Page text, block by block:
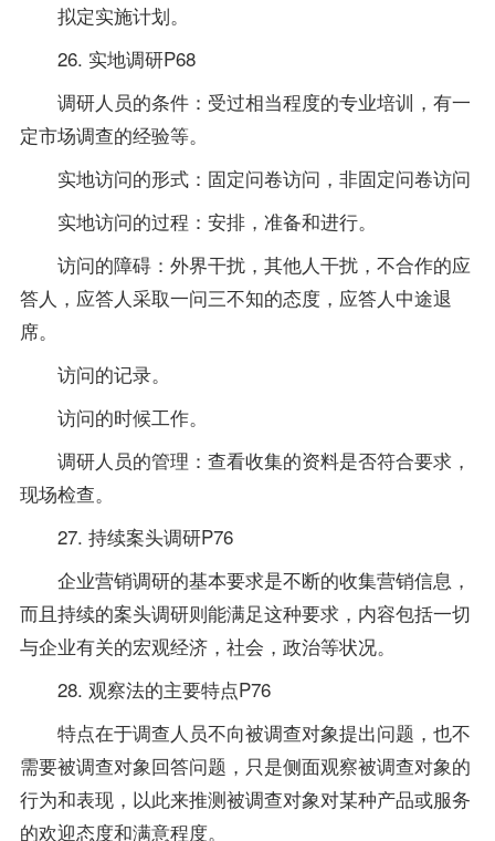
拟定实施计划。
26. 实地调研P68
调研人员的条件：受过相当程度的专业培训，有一
定市场调查的经验等。
实地访问的形式：固定问卷访问，非固定问卷访问
实地访问的过程：安排，准备和进行。
访问的障碍：外界干扰，其他人干扰，不合作的应
答人，应答人采取一问三不知的态度，应答人中途退
席。
访问的记录。
访问的时候工作。
调研人员的管理：查看收集的资料是否符合要求，
现场检查。
27. 持续案头调研P76
企业营销调研的基本要求是不断的收集营销信息，
而且持续的案头调研则能满足这种要求，内容包括一切
与企业有关的宏观经济，社会，政治等状况。
28. 观察法的主要特点P76
特点在于调查人员不向被调查对象提出问题，也不
需要被调查对象回答问题，只是侧面观察被调查对象的
行为和表现，以此来推测被调查对象对某种产品或服务
的欢迎态度和满意程度。